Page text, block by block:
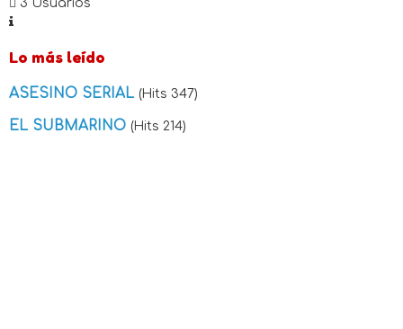
3 Usuarios
Lo más leído
ASESINO SERIAL (Hits 347)
EL SUBMARINO (Hits 214)